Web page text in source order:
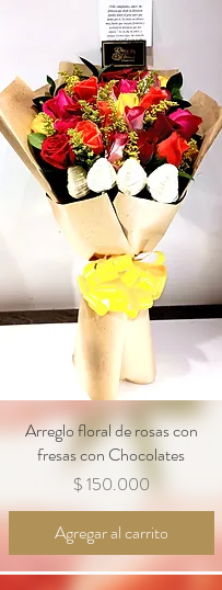
Vista rápida
Arreglo floral de rosas con
fresas con Chocolates
Precio
$ 150.000
Agregar al carrito